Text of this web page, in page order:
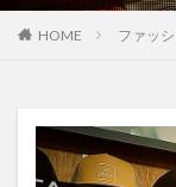
HOME ファッ